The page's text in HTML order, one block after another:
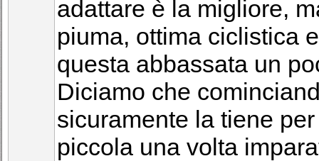
adattare è la migliore,
piuma, ottima ciclistica
questa abbassata un
Diciamo che
sicuramente la tiene
piccola una volta